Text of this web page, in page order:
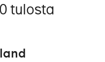
tulosta